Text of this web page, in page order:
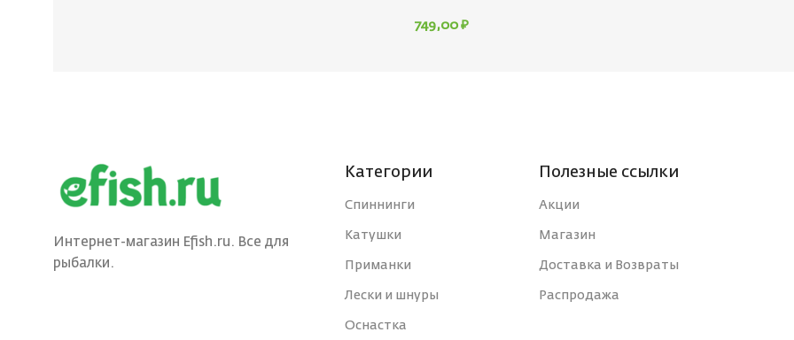
749,00₽
Интернет-магазин Efish.ru. Все для
рыбалки.
Категории
Спиннинги
Катушки
Приманки
Лески и шнуры
Оснастка
Полезные ссылки
Акции
Магазин
Доставка и Возвраты
Распродажа